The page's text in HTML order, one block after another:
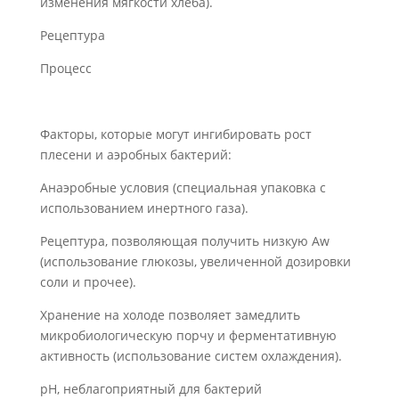
Рецептура
Процесс
Факторы, которые могут ингибировать рост
плесени и аэробных бактерий:
Анаэробные условия (специальная упаковка с
использованием инертного газа).
Рецептура, позволяющая получить низкую Aw
(использование глюкозы, увеличенной дозировки
соли и прочее).
Хранение на холоде позволяет замедлить
микробиологическую порчу и ферментативную
активность (использование систем охлаждения).
рН, неблагоприятный для бактерий